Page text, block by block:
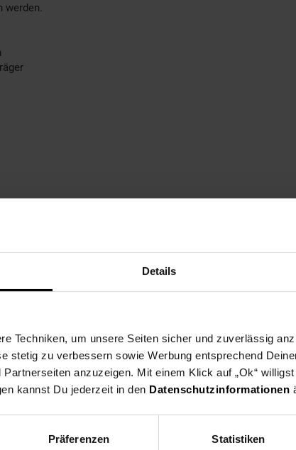
Details
Techniken, um unsere Seiten sicher und zuverlässig
stetig zu verbessern sowie Werbung entsprechend
anzuzeigen. Mit einem Klick auf „Ok“
kannst Du jederzeit in den Datenschutzinformationen
Präferenzen Statistiken
werden.
– Netherlands
Wijchen B.V.